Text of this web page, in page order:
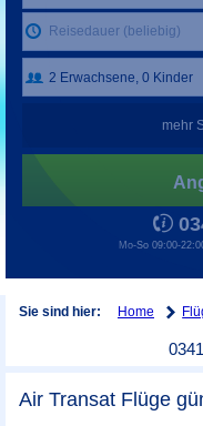
Reisedauer (beliebig)
mehr
Mo-So 09:00-
Sie sind hier: Home
Air Transat Flüge